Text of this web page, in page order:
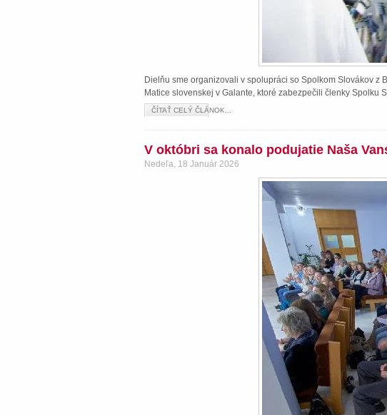
Dielňu sme organizovali v spolupráci so Spolkom Slovákov z
Matice slovenskej v Galante, ktoré zabezpečili členky Spolku
ČÍTAŤ CELÝ ČLÁNOK...
V októbri sa konalo podujatie Naša
Nedeľa, 18 Január 2026